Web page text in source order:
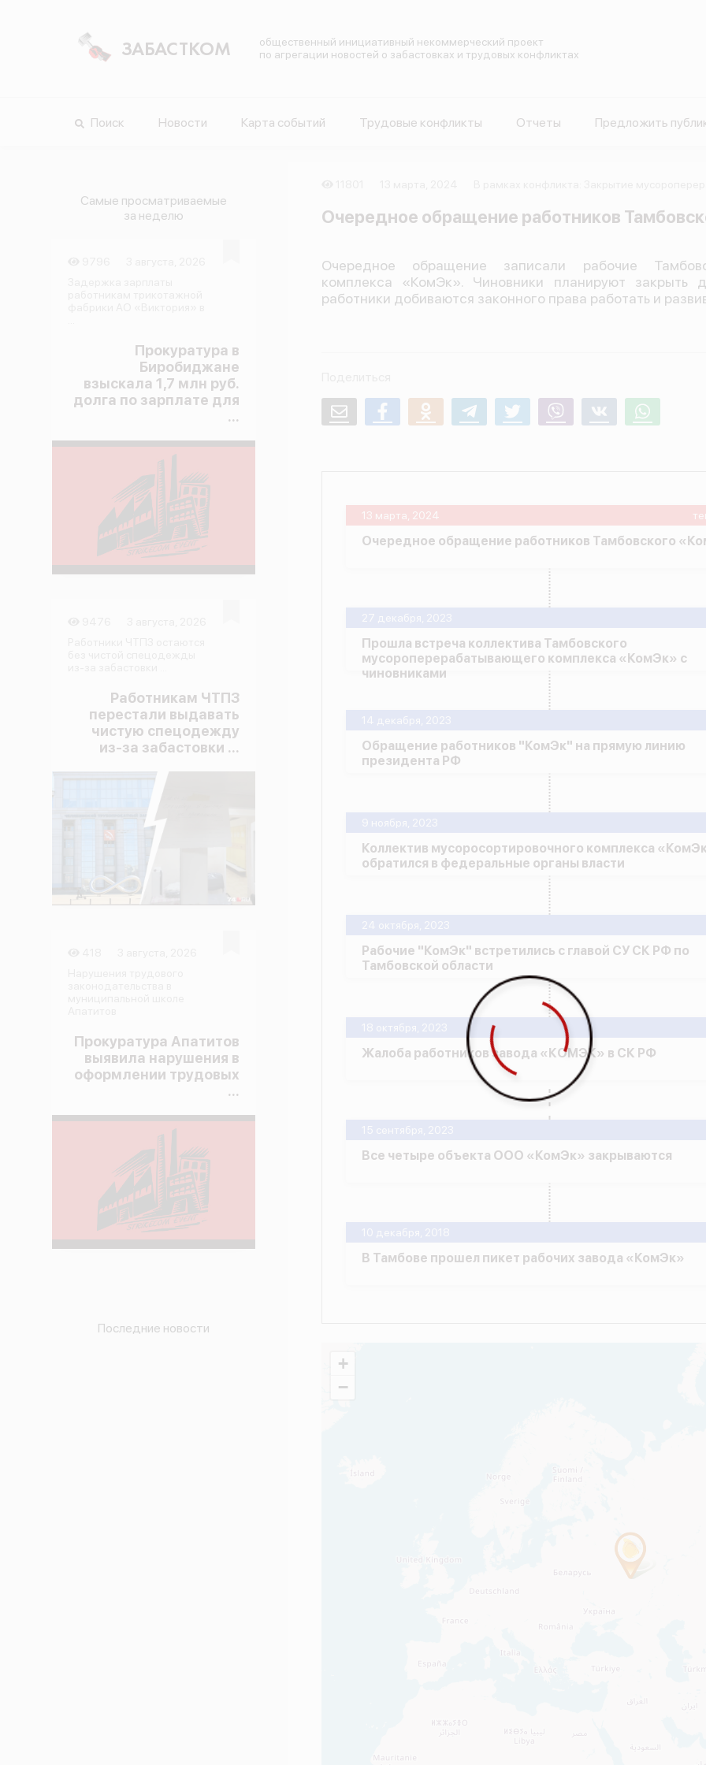
ЗАБАСТКОМ
общественный инициативный некоммерческий проект
по агрегации новостей о забастовках и трудовых конфликтах
Поиск Новости Карта событий Трудовые конфликты Отчеты Предложить
Самые просматриваемые
за неделю
Прокуратура в
Биробиджане
взыскала 1,7 млн руб.
долга по зарплате для
...
Работникам ЧТПЗ
перестали выдавать
чистую спецодежду
из-за забастовки ...
Прокуратура Апатитов
выявила нарушения в
оформлении трудовых
...
Последние новости
Очередное обращение работников
Очередное обращение записали рабочие
комплекса «КомЭк». Чиновники планируют закрыть
работники добиваются законного права работать и
Email FacebookOdnoklassnikiTelegram Twitter Viber Whatsapp
10 декабря, 2018
В Тамбове прошел пикет рабочих завода «КомЭк»
15 сентября, 2023
Все четыре объекта ООО «КомЭк» закрываются
18 октября, 2023
Жалоба работников завода «КОМЭК» в СК РФ
24 октября, 2023
Рабочие "КомЭк" встретились с главой СУ СК РФ по
Тамбовской области
9 ноября, 2023
Коллектив мусоросортировочного комплекса
обратился в федеральные органы власти
14 декабря, 2023
Обращение работников "КомЭк" на прямую линию
президента РФ
27 декабря, 2023
Прошла встреча коллектива Тамбовского
мусороперерабатывающего комплекса «КомЭк» с
чиновниками
13 марта, 2024
Очередное обращение работников Тамбовского
+
−